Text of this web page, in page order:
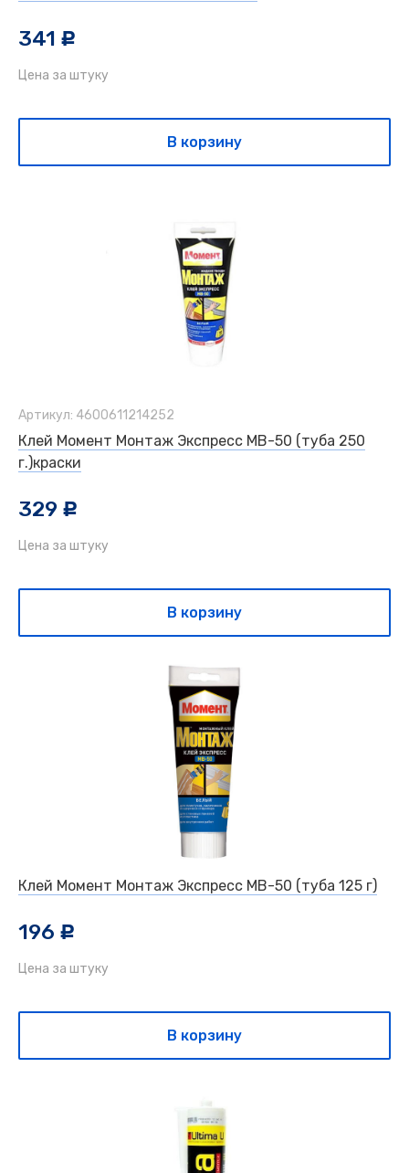
341 c
Цена за штуку
В корзину
Артикул: 4600611214252
Клей Момент Монтаж Экспресс МВ-50 (туба 250
г.)краски
329 c
Цена за штуку
В корзину
Клей Момент Монтаж Экспресс МВ-50 (туба 125 г)
196 c
Цена за штуку
В корзину